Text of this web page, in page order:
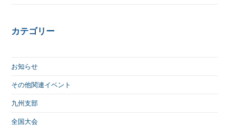
カテゴリー
お知らせ
その他関連イベント
九州支部
全国大会